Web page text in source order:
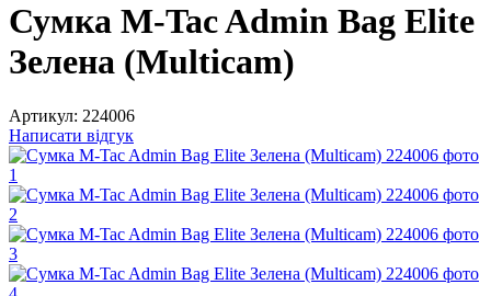
Сумка M-Tac Admin Bag Elite
Зелена (Multicam)
Артикул: 224006
Написати відгук